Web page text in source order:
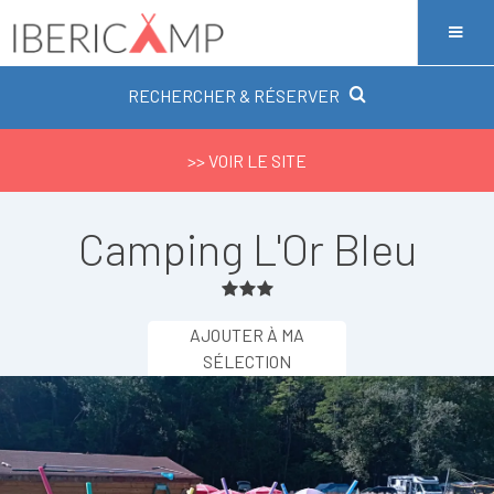
RECHERCHER & RÉSERVER
>> VOIR LE SITE
Camping L'Or Bleu
AJOUTER À MA
SÉLECTION